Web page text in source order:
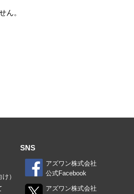
ん。
）
SNS
アズワン株式会社
公式Facebook
アズワン株式会社